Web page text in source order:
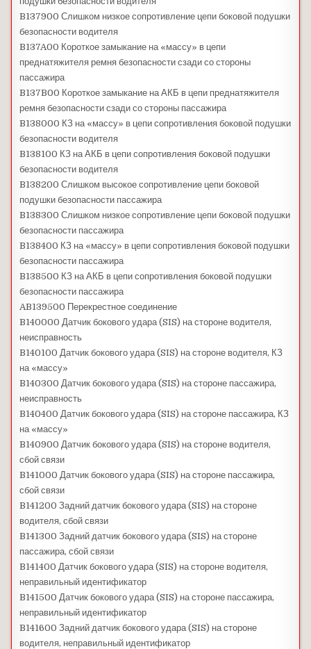
B137900 Слишком низкое сопротивление цепи боковой подушки
безопасности водителя
B137A00 Короткое замыкание на «массу» в цепи
преднатяжителя ремня безопасности сзади со стороны
пассажира
B137B00 Короткое замыкание на АКБ в цепи преднатяжителя
ремня безопасности сзади со стороны пассажира
B138000 КЗ на «массу» в цепи сопротивления боковой подушки
безопасности водителя
B138100 КЗ на АКБ в цепи сопротивления боковой подушки
безопасности водителя
B138200 Слишком высокое сопротивление цепи боковой
подушки безопасности пассажира
B138300 Слишком низкое сопротивление цепи боковой подушки
безопасности пассажира
B138400 КЗ на «массу» в цепи сопротивления боковой подушки
безопасности пассажира
B138500 КЗ на АКБ в цепи сопротивления боковой подушки
безопасности пассажира
AB139500 Перекрестное соединение
B140000 Датчик бокового удара (SIS) на стороне водителя,
неисправность
B140100 Датчик бокового удара (SIS) на стороне водителя, КЗ
на «массу»
B140300 Датчик бокового удара (SIS) на стороне пассажира,
неисправность
B140400 Датчик бокового удара (SIS) на стороне пассажира, КЗ
на «массу»
B140900 Датчик бокового удара (SIS) на стороне водителя,
сбой связи
B141000 Датчик бокового удара (SIS) на стороне пассажира,
сбой связи
B141200 Задний датчик бокового удара (SIS) на стороне
водителя, сбой связи
B141300 Задний датчик бокового удара (SIS) на стороне
пассажира, сбой связи
B141400 Датчик бокового удара (SIS) на стороне водителя,
неправильный идентификатор
B141500 Датчик бокового удара (SIS) на стороне пассажира,
неправильный идентификатор
B141600 Задний датчик бокового удара (SIS) на стороне
водителя, неправильный идентификатор